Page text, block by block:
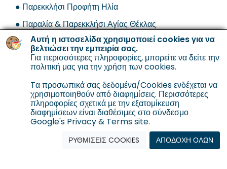
Αυτή η ιστοσελίδα χρησιμοποιεί cookies για να
βελτιώσει την εμπειρία σας.
Για περισσότερες πληροφορίες, μπορείτε να δείτε την
πολιτική μας για την χρήση των cookies.
Tα προσωπικά σας δεδομένα/Cookies ενδέχεται να
χρησιμοποιηθούν από διαφημίσεις. Περισσότερες
πληροφορίες σχετικά με την εξατομίκευση
διαφημίσεων είναι διαθέσιμες στο σύνδεσμο
Google's Privacy & Terms site.
ΡΥΘΜΙΣΕΙΣ COOKIES ΑΠΟΔΟΧΗ ΟΛΩΝ
● Παρεκκλήσι Προφήτη Ηλία
● Παραλία & Παρεκκλήσι Αγίας Θέκλας
● Μονή Αγίας Νάπας
● Θαλάσσιες Σπηλιές (Κάβο Γκρέκο)
Αμμόχωστο, εμπιστευτείτε την κορυφαία εταιρεία στην
Κύπρο, τηνGoGordian Real Estate.
Ψάχνετεακίνητο για αγορά στην Πάφο; Δείτε τα
διαθέσιμα ακίνητά μας.
Διαβάσετε επίσης τονοδηγό για αγορά ακινήτου στην